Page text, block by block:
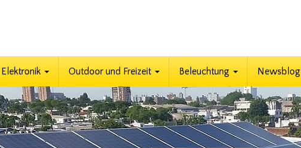
Elektronik Outdoor und Freizeit Beleuchtung Newsblog